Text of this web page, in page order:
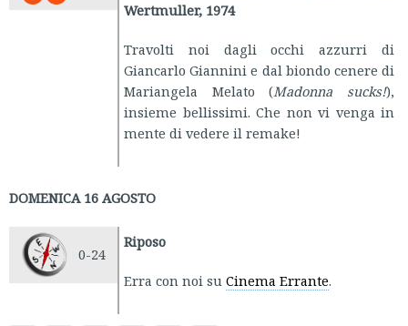
Wertmuller, 1974
Travolti noi dagli occhi azzurri di
Giancarlo Giannini e dal biondo cenere di
Mariangela Melato (Madonna sucks!),
insieme bellissimi. Che non vi venga in
mente di vedere il remake!
DOMENICA 16 AGOSTO
0-24
Riposo
Erra con noi su Cinema Errante.